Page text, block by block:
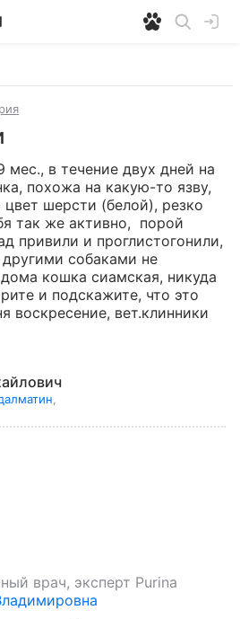
мес., в течение двух дней на
похожа на какую-то язву,
цвет шерсти (белой), резко
так же активно,  порой
привили и проглистогонили,
собаками не
кошка сиамская, никуда
и подскажите, что это
воскресение, вет.клинники
врач, эксперт Purina